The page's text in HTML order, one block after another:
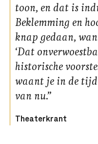
toon, en dat is
Beklemming en
knap gedaan,
‘Dat
historische
waant je in de tijd
van nu.”
Theaterkrant